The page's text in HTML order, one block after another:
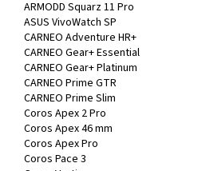
ARMODD Squarz 11 Pro
ASUS VivoWatch SP
CARNEO Adventure HR+
CARNEO Gear+ Essential
CARNEO Gear+ Platinum
CARNEO Prime GTR
CARNEO Prime Slim
Coros Apex 2 Pro
Coros Apex 46 mm
Coros Apex Pro
Coros Pace 3